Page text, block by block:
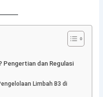
Pengertian dan Regulasi
Limbah B3 di